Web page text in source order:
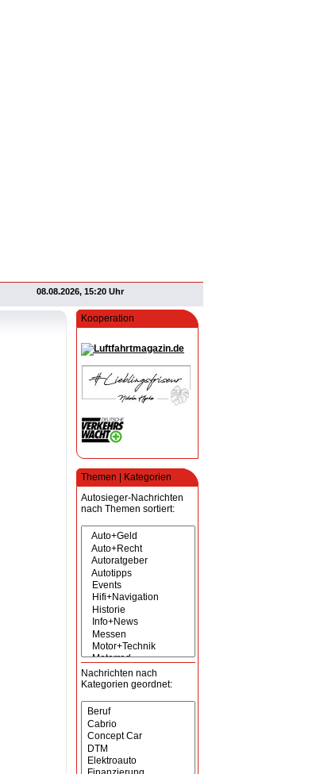
08.08.2026, 15:20 Uhr
Kooperation
Themen | Kategorien
Autosieger-Nachrichten
nach Themen sortiert:
Nachrichten nach
Kategorien geordnet: